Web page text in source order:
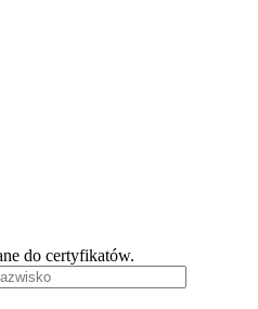
do certyfikatów.